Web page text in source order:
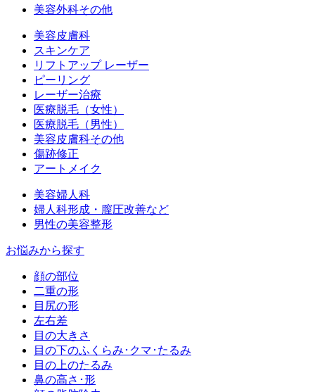
美容外科その他
美容皮膚科
スキンケア
リフトアップ レーザー
ピーリング
レーザー治療
医療脱毛（女性）
医療脱毛（男性）
美容皮膚科その他
傷跡修正
アートメイク
美容婦人科
婦人科形成・膣圧改善など
男性の美容整形
お悩みから探す
顔の部位
二重の形
目尻の形
左右差
目の大きさ
目の下のふくらみ･クマ･たるみ
目の上のたるみ
鼻の高さ･形